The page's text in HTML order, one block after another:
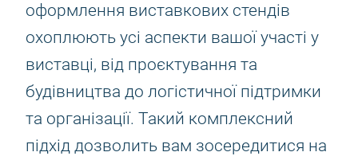
оформлення виставкових стендів
охоплюють усі аспекти вашої участі у
виставці, від проєктування та
будівництва до логістичної підтримки
та організації. Такий комплексний
підхід дозволить вам зосередитися на